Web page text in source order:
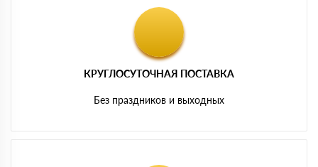
КРУГЛОСУТОЧНАЯ ПОСТАВКА
Без праздников и выходных